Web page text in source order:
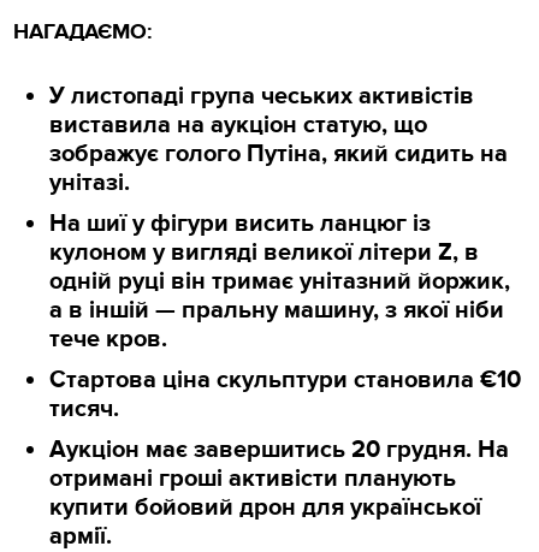
НАГАДАЄМО:
У листопаді група чеських активістів
виставила на аукціон статую, що
зображує голого Путіна, який сидить на
унітазі.
На шиї у фігури висить ланцюг із
кулоном у вигляді великої літери Z, в
одній руці він тримає унітазний йоржик,
а в іншій — пральну машину, з якої ніби
тече кров.
Стартова ціна скульптури становила €10
тисяч.
Аукціон має завершитись 20 грудня. На
отримані гроші активісти планують
купити бойовий дрон для української
армії.